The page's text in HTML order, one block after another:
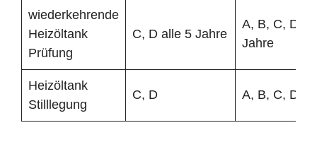
wiederkehrende
Heizöltank
Prüfung
C, D alle 5 Jahre
A, B, C, D
Jahre
Heizöltank
Stilllegung
C, D A, B, C, D